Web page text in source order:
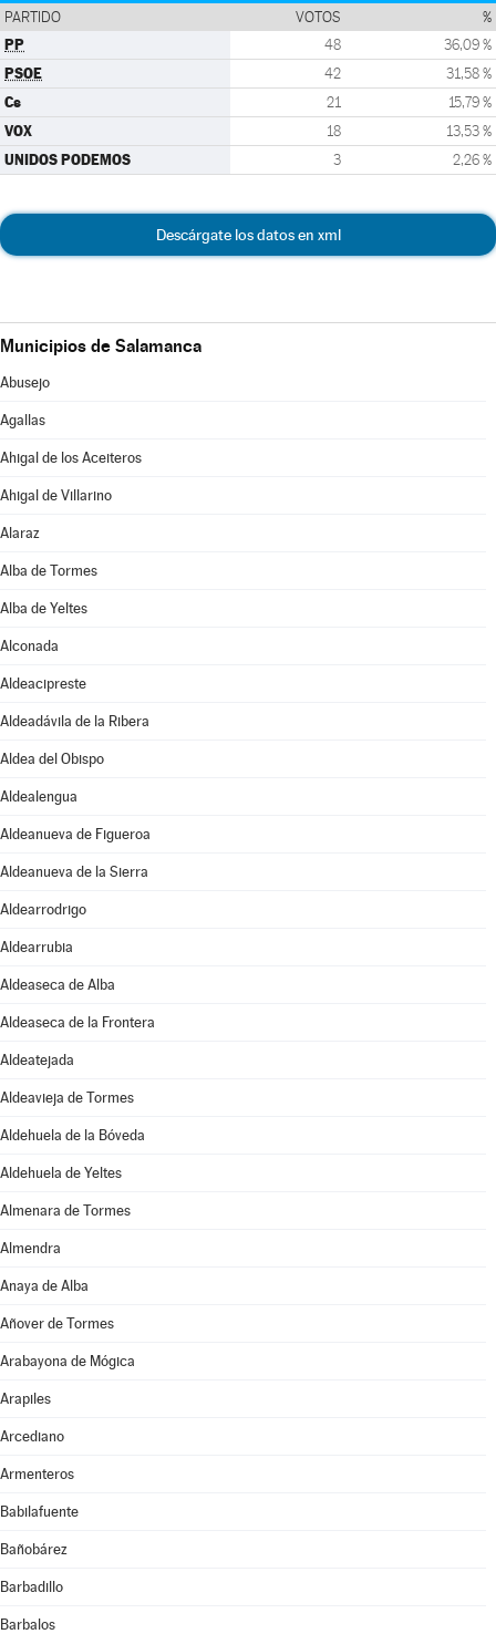
PARTIDO VOTOS %
PP 48 36,09 %
PSOE 42 31,58 %
Cs 21 15,79 %
VOX 18 13,53 %
UNIDOS PODEMOS 3 2,26 %
Descárgate los datos en xml
Municipios de Salamanca
Abusejo
Agallas
Ahigal de los Aceiteros
Ahigal de Villarino
Alaraz
Alba de Tormes
Alba de Yeltes
Alconada
Aldeacipreste
Aldeadávila de la Ribera
Aldea del Obispo
Aldealengua
Aldeanueva de Figueroa
Aldeanueva de la Sierra
Aldearrodrigo
Aldearrubia
Aldeaseca de Alba
Aldeaseca de la Frontera
Aldeatejada
Aldeavieja de Tormes
Aldehuela de la Bóveda
Aldehuela de Yeltes
Almenara de Tormes
Almendra
Anaya de Alba
Añover de Tormes
Arabayona de Mógica
Arapiles
Arcediano
Armenteros
Babilafuente
Bañobárez
Barbadillo
Barbalos